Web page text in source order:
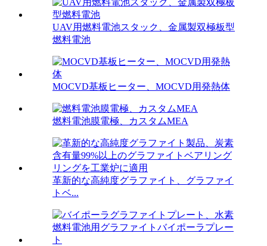
UAV用燃料電池スタック、金属製双極板型
燃料電池
MOCVD基板ヒーター、MOCVD用発熱体
燃料電池膜電極、カスタムMEA
革新的な高純度グラファイト、グラファイ
トベ...